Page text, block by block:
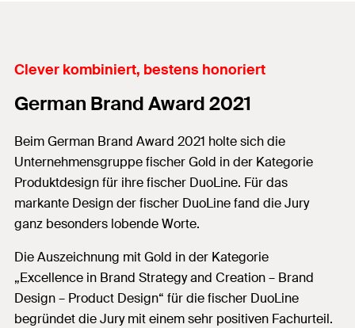
Clever kombiniert, bestens honoriert
German Brand Award 2021
Beim German Brand Award 2021 holte sich die
Unternehmensgruppe fischer Gold in der Kategorie
Produktdesign für ihre fischer DuoLine. Für das
markante Design der fischer DuoLine fand die Jury
ganz besonders lobende Worte.
Die Auszeichnung mit Gold in der Kategorie
„Excellence in Brand Strategy and Creation – Brand
Design – Product Design“ für die fischer DuoLine
begründet die Jury mit einem sehr positiven Fachurteil.